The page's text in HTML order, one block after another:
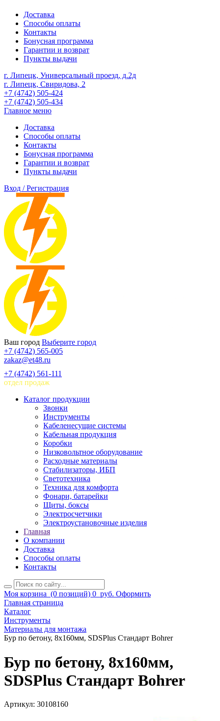
Доставка
Способы оплаты
Контакты
Бонусная программа
Гарантии и возврат
Пункты выдачи
г. Липецк, Универсальный проезд, д.2д
г. Липецк, Свиридова, 2
+7 (4742) 505-424
+7 (4742) 505-434
Главное меню
Доставка
Способы оплаты
Контакты
Бонусная программа
Гарантии и возврат
Пункты выдачи
Вход / Регистрация
Ваш город Выберите город
+7 (4742) 565-005
zakaz@et48.ru
+7 (4742) 561-111
отдел продаж
Каталог продукции
Звонки
Инструменты
Кабеленесущие системы
Кабельная продукция
Коробки
Низковольтное оборудование
Расходные материалы
Стабилизаторы, ИБП
Светотехника
Техника для комфорта
Фонари, батарейки
Щиты, боксы
Электросчетчики
Электроустановочные изделия
Главная
О компании
Доставка
Способы оплаты
Контакты
Моя корзина (0 позиций) 0 руб. Оформить
Главная страница
Каталог
Инструменты
Материалы для монтажа
Бур по бетону, 8х160мм, SDSPlus Стандарт Bohrer
Бур по бетону, 8х160мм,
SDSPlus Стандарт Bohrer
Артикул: 30108160